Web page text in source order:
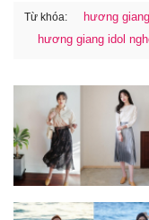
Từ khóa: hương
hương giang idol